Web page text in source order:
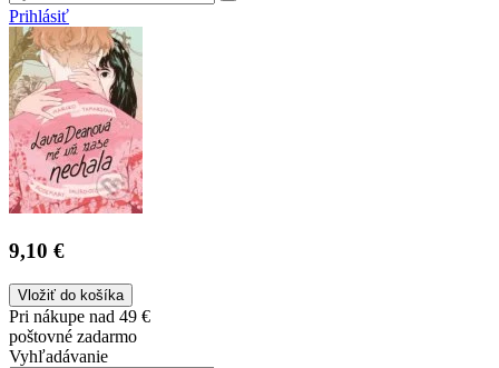
Prihlásiť
9,10 €
Vložiť do košíka
Pri nákupe nad 49 €
poštovné zadarmo
Vyhľadávanie